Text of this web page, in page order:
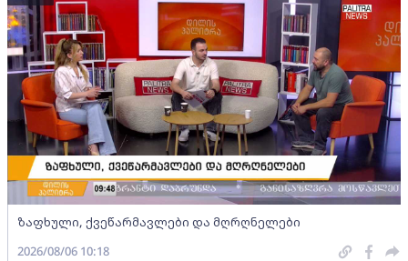
ზაფხული, ქვეწარმავლები და მღრღნელები
2026/08/06 10:18